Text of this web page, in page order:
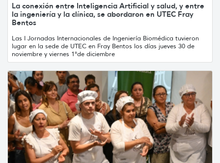
La conexión entre Inteligencia Artificial y salud, y entre
la ingeniería y la clínica, se abordaron en UTEC Fray
Bentos
Las I Jornadas Internacionales de Ingeniería Biomédica tuvieron
lugar en la sede de UTEC en Fray Bentos los días jueves 30 de
noviembre y viernes 1°de diciembre